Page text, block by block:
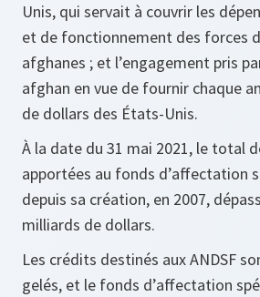
Unis, qui servait à couvrir les
et de fonctionnement des forces
afghanes ; et l’engagement pris
afghan en vue de fournir chaque
de dollars des États-Unis.
À la date du 31 mai 2021, le total
apportées au fonds d’affectation
depuis sa création, en 2007,
milliards de dollars.
Les crédits destinés aux ANDSF
gelés, et le fonds d’affectation